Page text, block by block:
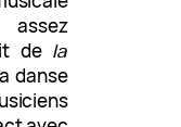
dela
danse